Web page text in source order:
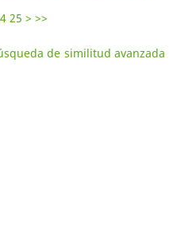
25 > >>
de similitud avanzada